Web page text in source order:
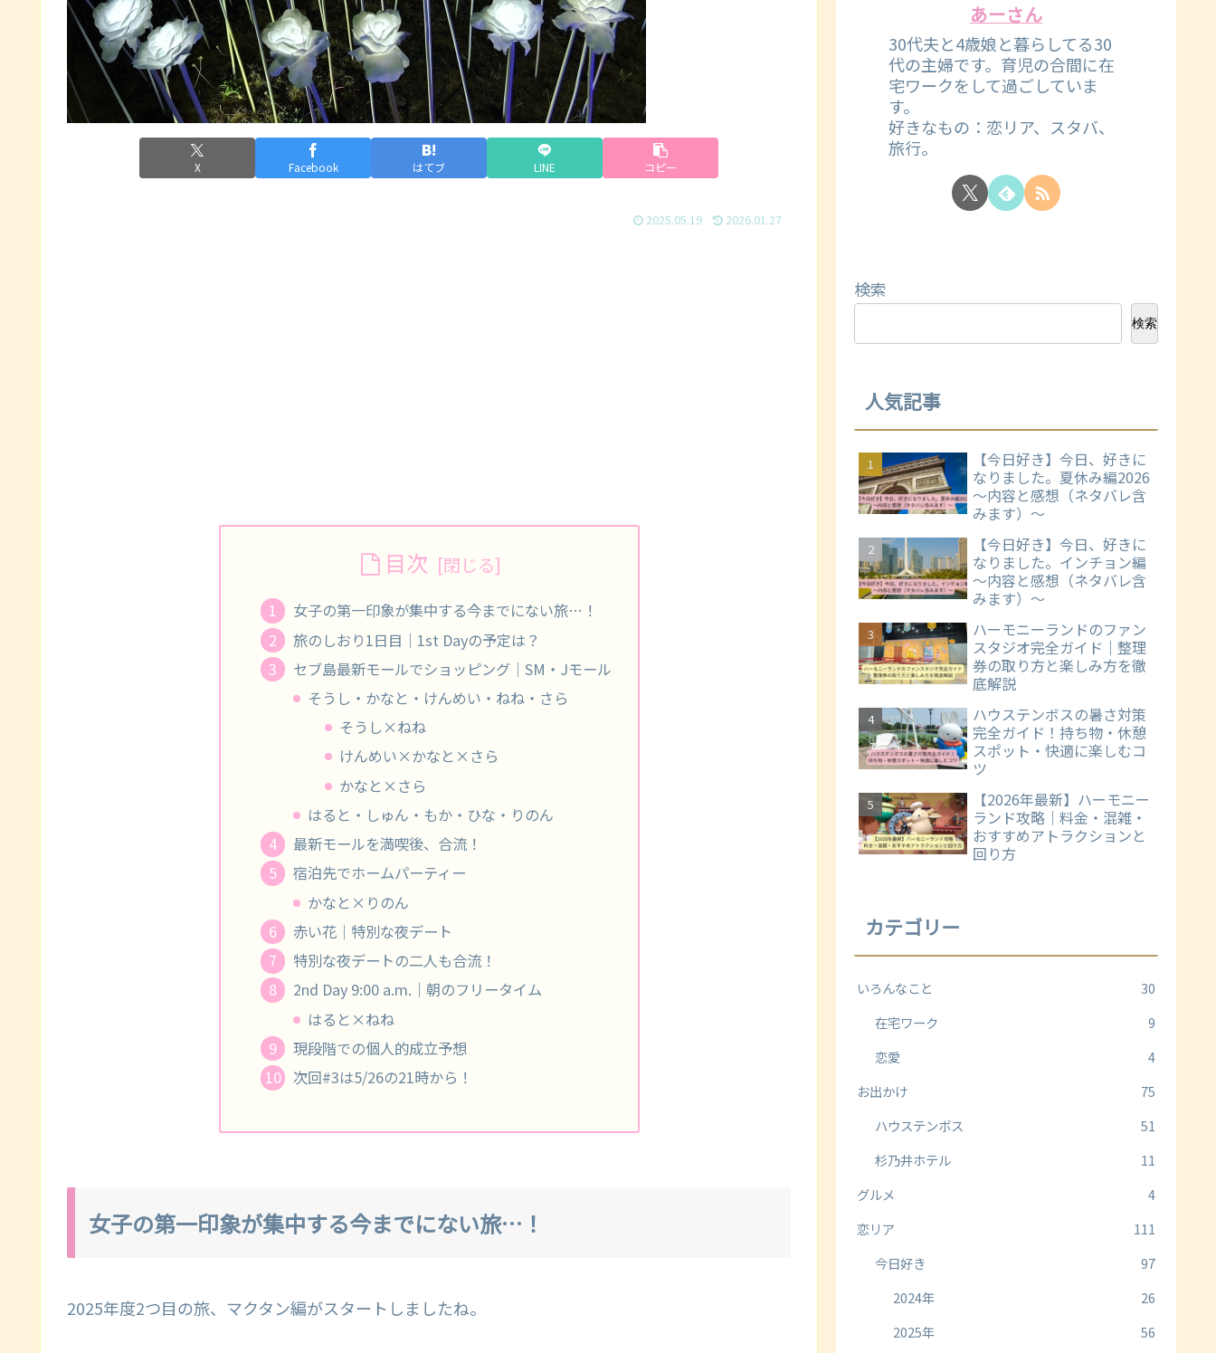
X Facebook はてブ LINE コピー
2025.05.19 2026.01.27
目次
女子の第一印象が集中する今までにない旅…！
旅のしおり1日目｜1st Dayの予定は？
セブ島最新モールでショッピング｜SM・Jモール
そうし・かなと・けんめい・ねね・さら
そうし×ねね
けんめい×かなと×さら
かなと×さら
はると・しゅん・もか・ひな・りのん
最新モールを満喫後、合流！
宿泊先でホームパーティー
かなと×りのん
赤い花｜特別な夜デート
特別な夜デートの二人も合流！
2nd Day 9:00 a.m.｜朝のフリータイム
はると×ねね
現段階での個人的成立予想
次回#3は5/26の21時から！
女子の第一印象が集中する今までにない旅…！
2025年度2つ目の旅、マクタン編がスタートしましたね。
あーさん
30代夫と4歳娘と暮らしてる30
代の主婦です。育児の合間に在
宅ワークをして過ごしていま
す。
好きなもの：恋リア、スタバ、
旅行。
検索
検索
人気記事
【今日好き】今日、好きに
なりました。夏休み編2026
～内容と感想（ネタバレ含
みます）～
【今日好き】今日、好きに
なりました。インチョン編
～内容と感想（ネタバレ含
みます）～
ハーモニーランドのファン
スタジオ完全ガイド｜整理
券の取り方と楽しみ方を徹
底解説
ハウステンボスの暑さ対策
完全ガイド！持ち物・休憩
スポット・快適に楽しむコ
ツ
【2026年最新】ハーモニー
ランド攻略｜料金・混雑・
おすすめアトラクションと
回り方
カテゴリー
いろんなこと
30
在宅ワーク
9
恋愛
4
お出かけ
75
ハウステンボス
51
杉乃井ホテル
11
グルメ
4
恋リア
111
今日好き
97
2024年
26
2025年
56